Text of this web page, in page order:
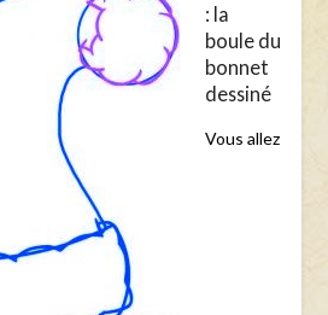
: la
boule du
bonnet
dessiné
Vous allez